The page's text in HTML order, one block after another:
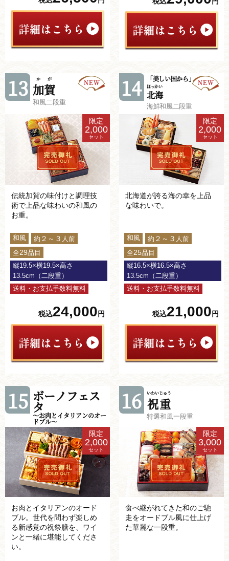
13 加賀
かが
和風二段重
限定
2,000
セット
伝統加賀の味付けと調理技
術で上品な味わいの和風の
お重。
和風 約 ２～３ 人前
全29品目
縦19.5×横19.5×高さ
13.5cm（二段重）
送料・お支払手数料無料
税込24,000 円
14 「美しい国から」
北海
ほっかい
海鮮和風二段重
限定
2,000
セット
北海道が誇る海の幸を上品
な味わいで。
和風 約 ２～３ 人前
全25品目
縦16.5×横16.5×高さ
13.5cm（二段重）
送料・お支払手数料無料
税込21,000 円
15 ボーノフェス
タ
～お肉とイタリアンのオー
ドブル～
限定
2,000
セット
お肉とイタリアンのオード
ブル。世代を問わず楽しめ
る新感覚の祝祭膳を、ワイ
ンと一緒に堪能してくださ
い。
16 祝重
いわいじゅう
特選和風一段重
限定
3,000
セット
食べ継がれてきた和のご馳
走をオードブル風に仕上げ
た華麗な一段重。